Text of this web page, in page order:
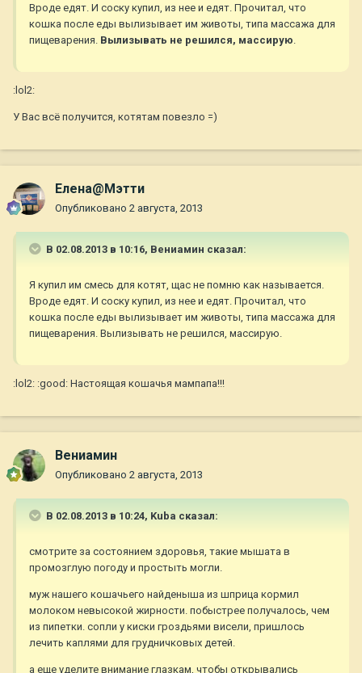
Вроде едят. И соску купил, из нее и едят. Прочитал, что
кошка после еды вылизывает им животы, типа массажа для
пищеварения. Вылизывать не решился, массирую.
:lol2:
У Вас всё получится, котятам повезло =)
Елена@Мэтти
Опубликовано 2 августа, 2013
В 02.08.2013 в 10:16, Вениамин сказал:
Я купил им смесь для котят, щас не помню как называется.
Вроде едят. И соску купил, из нее и едят. Прочитал, что
кошка после еды вылизывает им животы, типа массажа для
пищеварения. Вылизывать не решился, массирую.
:lol2: :good: Настоящая кошачья мампапа!!!
Вениамин
Опубликовано 2 августа, 2013
В 02.08.2013 в 10:24, Kuba сказал:
смотрите за состоянием здоровья, такие мышата в
промозглую погоду и простыть могли.
муж нашего кошачьего найденыша из шприца кормил
молоком невысокой жирности. побыстрее получалось, чем
из пипетки. сопли у киски гроздьями висели, пришлось
лечить каплями для грудничковых детей.
а еще уделите внимание глазкам, чтобы открывались